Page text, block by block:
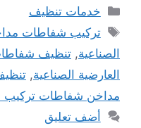
التصنيفات
خدمات تنظيف
الوسوم
تركيب شفاطات
الصناعية, تنظيف
العارضية الصناعية,
مداخن شفاطات
أضف تعليق